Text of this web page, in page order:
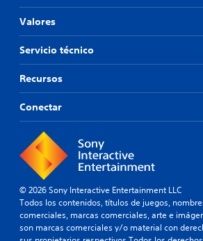
Valores
Servicio técnico
Recursos
Conectar
© 2026 Sony Interactive Entertainment LLC
Todos los contenidos, títulos de juegos,
comerciales, marcas comerciales, arte e
son marcas comerciales y/o material con